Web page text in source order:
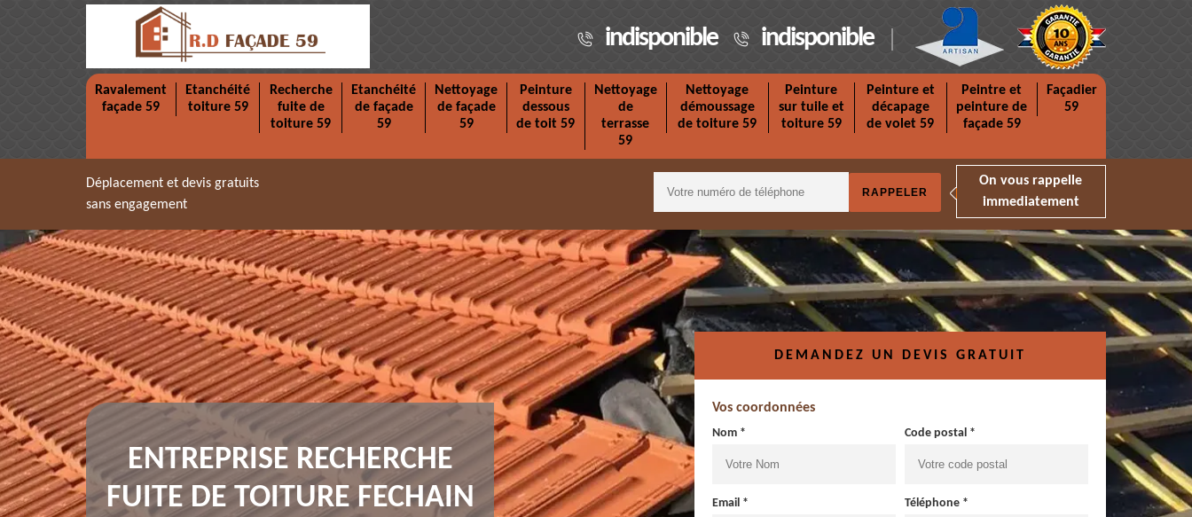
indisponible indisponible
Ravalement
façade 59
Etanchéité
toiture 59
Recherche
fuite de
toiture 59
Etanchéité
de façade
59
Nettoyage
de façade
59
Peinture
dessous
de toit 59
Nettoyage
de
terrasse
59
Nettoyage
démoussage
de toiture 59
Peinture
sur tuile et
toiture 59
Peinture et
décapage
de volet 59
Peintre et
peinture de
façade 59
Façadier
59
Déplacement et devis gratuits
sans engagement
On vous rappelle
immediatement
ENTREPRISE RECHERCHE
FUITE DE TOITURE FECHAIN
DEMANDEZ UN DEVIS GRATUIT
Vos coordonnées
Nom * Code postal *
Email * Téléphone *